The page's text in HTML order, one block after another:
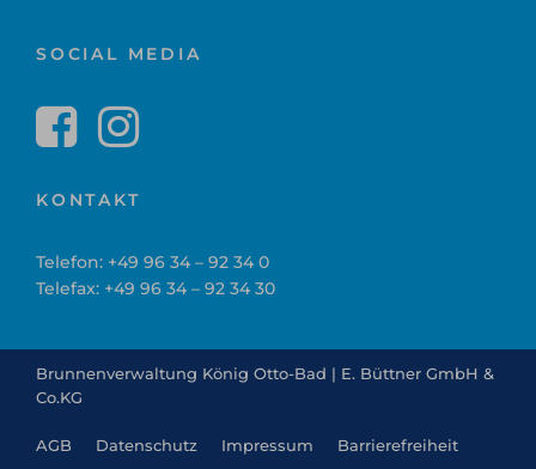
SOCIAL MEDIA
KONTAKT
Telefon: +49 96 34 – 92 34 0
Telefax: +49 96 34 – 92 34 30
Brunnenverwaltung König Otto-Bad | E. Büttner GmbH &
Co.KG
AGB Datenschutz Impressum Barrierefreiheit